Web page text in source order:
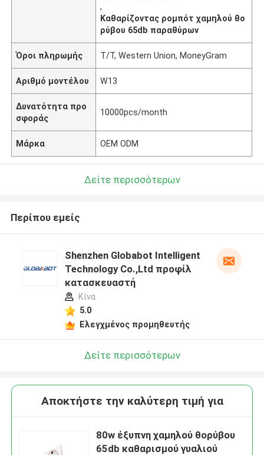
,
Καθαρίζοντας ρομπότ χαμηλού θο
ρύβου 65db παραθύρων
Όροι πληρωμής T/T, Western Union, MoneyGram
Αριθμό μοντέλου W13
Δυνατότητα προ
σφοράς
10000pcs/month
Μάρκα OEM ODM
Δείτε περισσότερων
Περίπου εμείς
Shenzhen Globabot Intelligent
Technology Co.,Ltd προφίλ
κατασκευαστή
Κίνα
5.0
Ελεγχμένος προμηθευτής
Δείτε περισσότερων
Αποκτήστε την καλύτερη τιμή για
80w έξυπνη χαμηλού θορύβου
65db καθαρισμού γυαλιού